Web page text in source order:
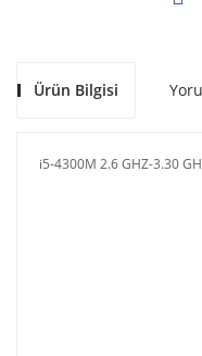
Ürün Bilgisi
i5-4300M 2.6 GHZ-3.30